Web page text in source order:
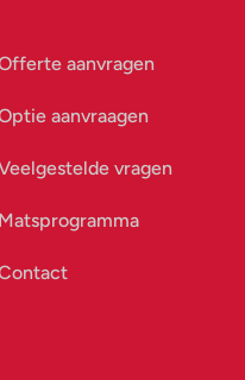
aanvragen
aanvraagen
vragen
Matsprogramma